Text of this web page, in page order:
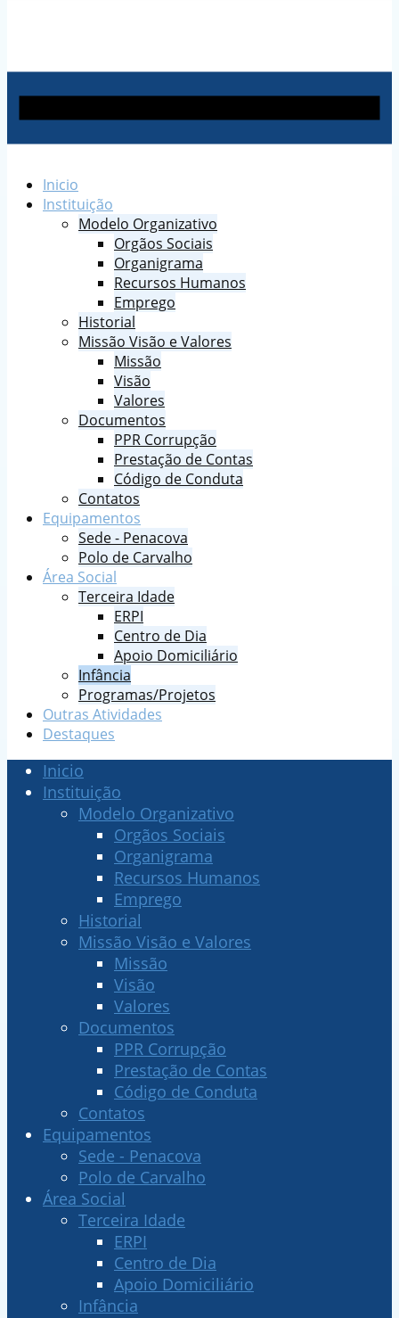
Inicio
Instituição
Modelo Organizativo
Orgãos Sociais
Organigrama
Recursos Humanos
Emprego
Historial
Missão Visão e Valores
Missão
Visão
Valores
Documentos
PPR Corrupção
Prestação de Contas
Código de Conduta
Contatos
Equipamentos
Sede - Penacova
Polo de Carvalho
Área Social
Terceira Idade
ERPI
Centro de Dia
Apoio Domiciliário
Infância
Programas/Projetos
Outras Atividades
Destaques
Inicio
Instituição
Modelo Organizativo
Orgãos Sociais
Organigrama
Recursos Humanos
Emprego
Historial
Missão Visão e Valores
Missão
Visão
Valores
Documentos
PPR Corrupção
Prestação de Contas
Código de Conduta
Contatos
Equipamentos
Sede - Penacova
Polo de Carvalho
Área Social
Terceira Idade
ERPI
Centro de Dia
Apoio Domiciliário
Infância